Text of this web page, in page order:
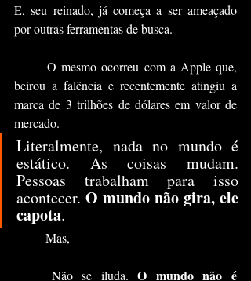
E, seu reinado, já começa a ser ameaçado
por outras ferramentas de busca.
	O mesmo ocorreu com a Apple que,
beirou a falência e recentemente atingiu a
marca de 3 trilhões de dólares em valor de
mercado.
Literalmente, nada no mundo é
estático. As coisas mudam.
Pessoas trabalham para isso
acontecer. O mundo não gira, ele
capota.
	Mas,
	Não se iluda.
O mundo não é